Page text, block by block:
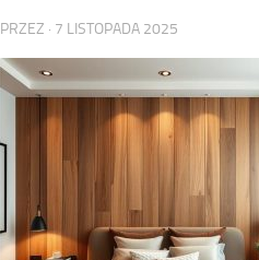
PRZEZ · 7 LISTOPADA 2025